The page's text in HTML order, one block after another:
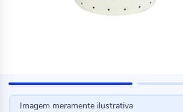
Imagem meramente ilustrativa